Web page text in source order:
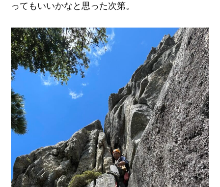
ってもいいかなと思った次第。